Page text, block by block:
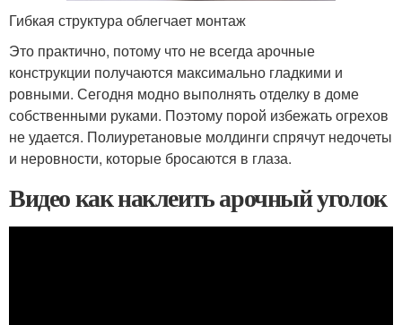
Гибкая структура облегчает монтаж
Это практично, потому что не всегда арочные
конструкции получаются максимально гладкими и
ровными. Сегодня модно выполнять отделку в доме
собственными руками. Поэтому порой избежать огрехов
не удается. Полиуретановые молдинги спрячут недочеты
и неровности, которые бросаются в глаза.
Видео как наклеить арочный уголок